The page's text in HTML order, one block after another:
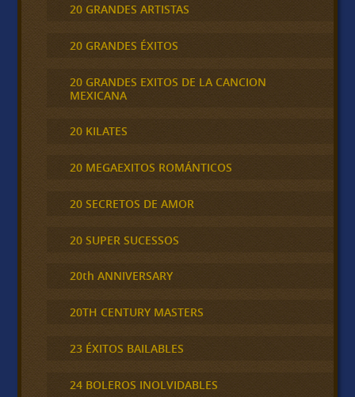
20 GRANDES ARTISTAS
20 GRANDES ÉXITOS
20 GRANDES EXITOS DE LA CANCION
MEXICANA
20 KILATES
20 MEGAEXITOS ROMÁNTICOS
20 SECRETOS DE AMOR
20 SUPER SUCESSOS
20th ANNIVERSARY
20TH CENTURY MASTERS
23 ÉXITOS BAILABLES
24 BOLEROS INOLVIDABLES